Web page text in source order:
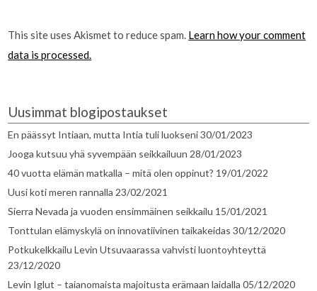
This site uses Akismet to reduce spam. Learn how your comment
data is processed.
Uusimmat blogipostaukset
En päässyt Intiaan, mutta Intia tuli luokseni30/01/2023
Jooga kutsuu yhä syvempään seikkailuun 28/01/2023
40 vuotta elämän matkalla – mitä olen oppinut? 19/01/2022
Uusi koti meren rannalla 23/02/2021
Sierra Nevada ja vuoden ensimmäinen seikkailu 15/01/2021
Tonttulan elämyskylä on innovatiivinen taikakeidas 30/12/2020
Potkukelkkailu Levin Utsuvaarassa vahvisti luontoyhteyttä
23/12/2020
Levin Iglut – taianomaista majoitusta erämaan laidalla 05/12/2020